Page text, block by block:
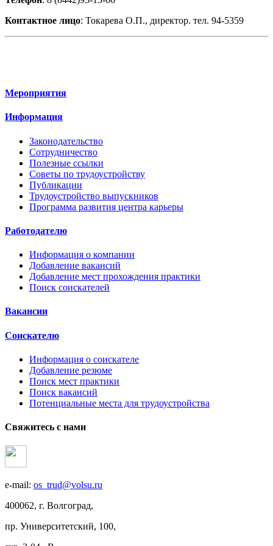
Контактное лицо: Токарева О.П., директор. тел. 94-5359
Мероприятия
Информация
Законодательство
Сотрудничество
Полезные ссылки
Советы по трудоустройству
Публикации
Трудоустройство выпускников
Программа развития центра карьеры
Работодателю
Информация о компании
Добавление вакансий
Добавление мест прохождения практики
Поиск соискателей
Вакансии
Соискателю
Информация о соискателе
Добавление резюме
Поиск мест практики
Поиск вакансий
Потенциальные места для трудоустройства
Свяжитесь с нами
e-mail: os_trud@volsu.ru
400062, г. Волгоград,
пр. Университетский, 100,